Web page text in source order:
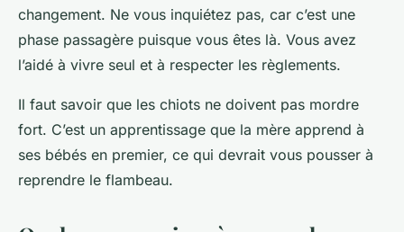
changement. Ne vous inquiétez pas, car c’est une
phase passagère puisque vous êtes là. Vous avez
l’aidé à vivre seul et à respecter les règlements.
Il faut savoir que les chiots ne doivent pas mordre
fort. C’est un apprentissage que la mère apprend à
ses bébés en premier, ce qui devrait vous pousser à
reprendre le flambeau.